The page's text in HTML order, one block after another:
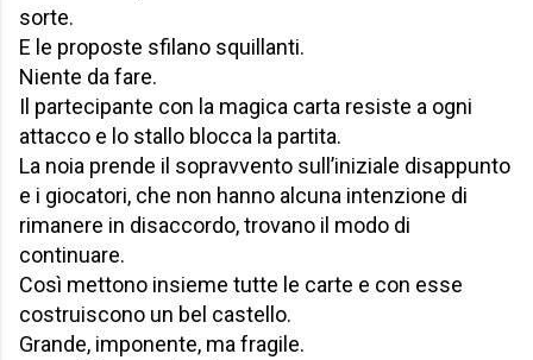
sorte.
E le proposte sfilano squillanti.
Niente da fare.
Il partecipante con la magica carta resiste a ogni
attacco e lo stallo blocca la partita.
La noia prende il sopravvento sull’iniziale disappunto
e i giocatori, che non hanno alcuna intenzione di
rimanere in disaccordo, trovano il modo di
continuare.
Così mettono insieme tutte le carte e con esse
costruiscono un bel castello.
Grande, imponente, ma fragile.